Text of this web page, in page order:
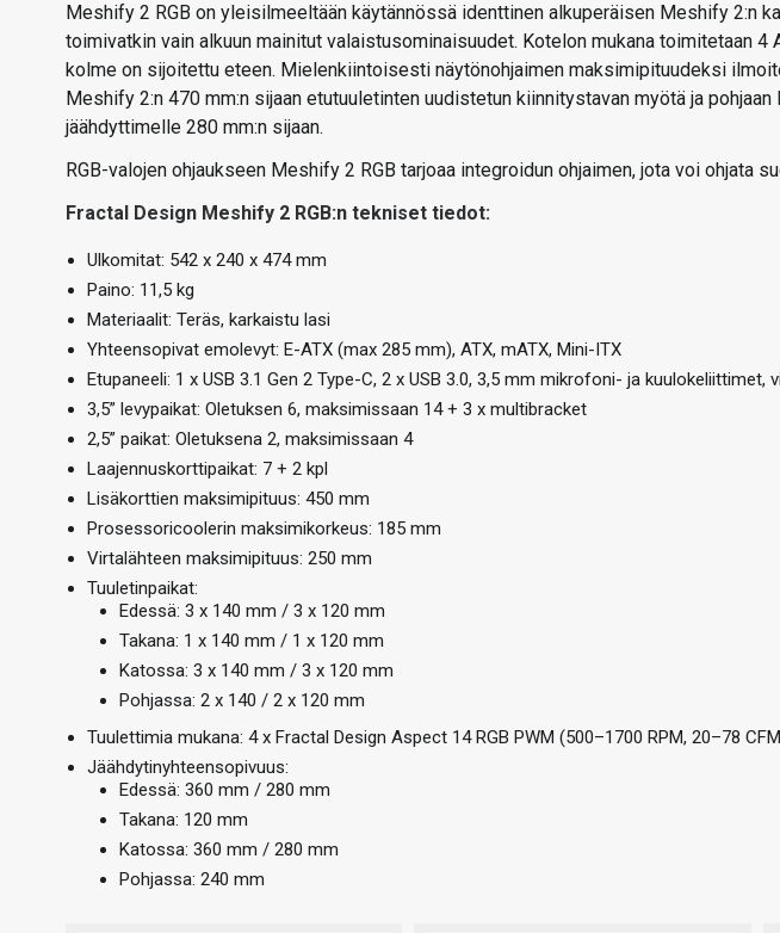
Meshify 2 RGB on yleisilmeeltään käytännössä identtinen alkuperäisen Meshify 2:n
toimivatkin vain alkuun mainitut valaistusominaisuudet. Kotelon mukana toimitetaan 4
kolme on sijoitettu eteen. Mielenkiintoisesti näytönohjaimen maksimipituudeksi
Meshify 2:n 470 mm:n sijaan etutuuletinten uudistetun kiinnitystavan myötä ja pohjaan
jäähdyttimelle 280 mm:n sijaan.
RGB-valojen ohjaukseen Meshify 2 RGB tarjoaa integroidun ohjaimen, jota voi ohjata
Fractal Design Meshify 2 RGB:n tekniset tiedot:
Ulkomitat: 542 x 240 x 474 mm
Paino: 11,5 kg
Materiaalit: Teräs, karkaistu lasi
Yhteensopivat emolevyt: E-ATX (max 285 mm), ATX, mATX, Mini-ITX
Etupaneeli: 1 x USB 3.1 Gen 2 Type-C, 2 x USB 3.0, 3,5 mm mikrofoni- ja kuulokeliittimet,
3,5” levypaikat: Oletuksen 6, maksimissaan 14 + 3 x multibracket
2,5” paikat: Oletuksena 2, maksimissaan 4
Laajennuskorttipaikat: 7 + 2 kpl
Lisäkorttien maksimipituus: 450 mm
Prosessoricoolerin maksimikorkeus: 185 mm
Virtalähteen maksimipituus: 250 mm
Tuuletinpaikat:
Edessä: 3 x 140 mm / 3 x 120 mm
Takana: 1 x 140 mm / 1 x 120 mm
Katossa: 3 x 140 mm / 3 x 120 mm
Pohjassa: 2 x 140 / 2 x 120 mm
Tuulettimia mukana: 4 x Fractal Design Aspect 14 RGB PWM (500–1700 RPM, 20–78
Jäähdytinyhteensopivuus:
Edessä: 360 mm / 280 mm
Takana: 120 mm
Katossa: 360 mm / 280 mm
Pohjassa: 240 mm